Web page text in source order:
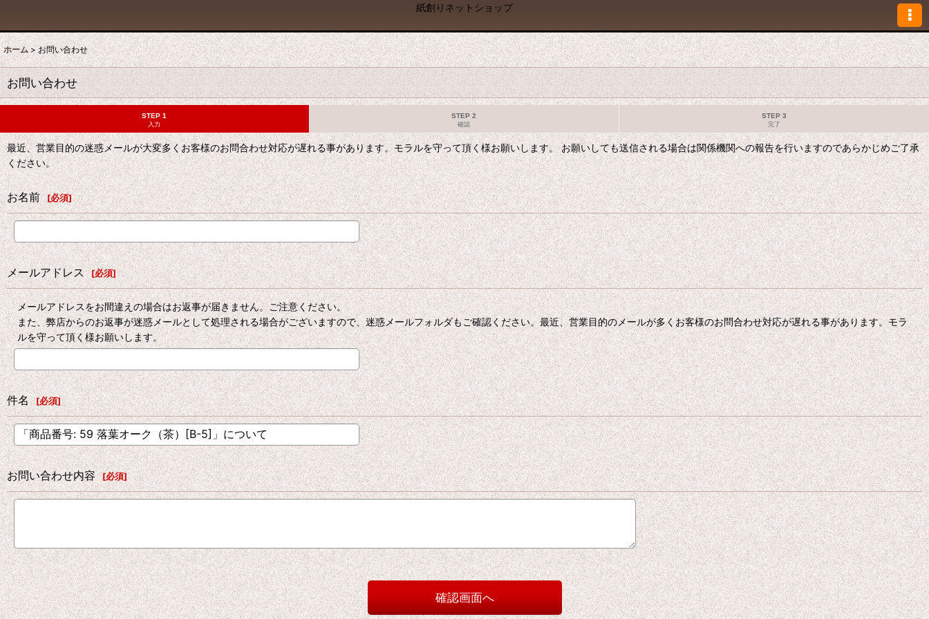
紙創りネットショップ
ホーム > お問い合わせ
お問い合わせ
STEP 1
入力
STEP 2
確認
STEP 3
完了
最近、営業目的の迷惑メールが大変多くお客様のお問合わせ対応が遅れる事があります。モラルを守って頂く様お願いします。 お願いしても送信される場合は関係機関への報告を行いますのであらかじめご了承
ください。
お名前 [必須]
メールアドレス [必須]
メールアドレスをお間違えの場合はお返事が届きません。ご注意ください。
また、弊店からのお返事が迷惑メールとして処理される場合がございますので、迷惑メールフォルダもご確認ください。最近、営業目的のメールが多くお客様のお問合わせ対応が遅れる事があります。モラ
ルを守って頂く様お願いします。
件名 [必須]
お問い合わせ内容 [必須]
確認画面へ